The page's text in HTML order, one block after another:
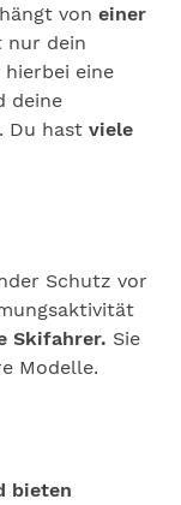
von einer
nur dein
eine
deine
Du hast viele
Schutz vor
Skifahrer. Sie
Modelle.
bieten